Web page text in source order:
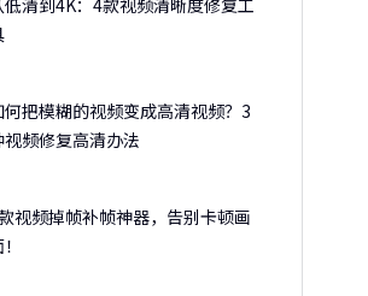
低清到4K：4款视频清晰度修复工
何把模糊的视频变成高清视频？3
视频修复高清办法
视频掉帧补帧神器，告别卡顿画